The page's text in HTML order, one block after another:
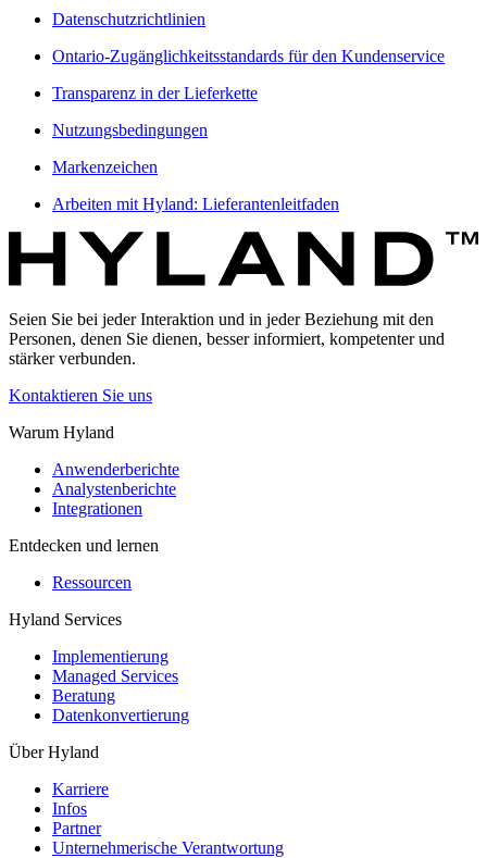
Datenschutzrichtlinien
Ontario-Zugänglichkeitsstandards für den Kundenservice
Transparenz in der Lieferkette
Nutzungsbedingungen
Markenzeichen
Arbeiten mit Hyland: Lieferantenleitfaden
Seien Sie bei jeder Interaktion und in jeder Beziehung mit den
Personen, denen Sie dienen, besser informiert, kompetenter und
stärker verbunden.
Kontaktieren Sie uns
Warum Hyland
Anwenderberichte
Analystenberichte
Integrationen
Entdecken und lernen
Ressourcen
Hyland Services
Implementierung
Managed Services
Beratung
Datenkonvertierung
Über Hyland
Karriere
Infos
Partner
Unternehmerische Verantwortung